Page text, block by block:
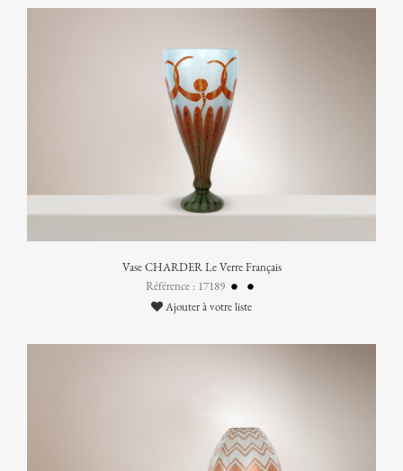
Vase CHARDER Le Verre Français
Référence : 17189
Ajouter à votre liste